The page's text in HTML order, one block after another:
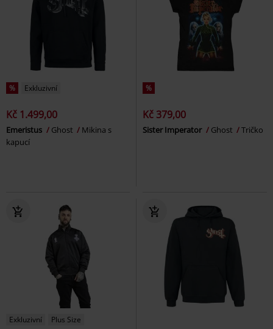
% Exkluzivní
Kč 1.499,00
Emeristus Ghost
Mikina s
kapucí
%
Kč 379,00
Sister Imperator Ghost Tričko
Exkluzivní Plus Size